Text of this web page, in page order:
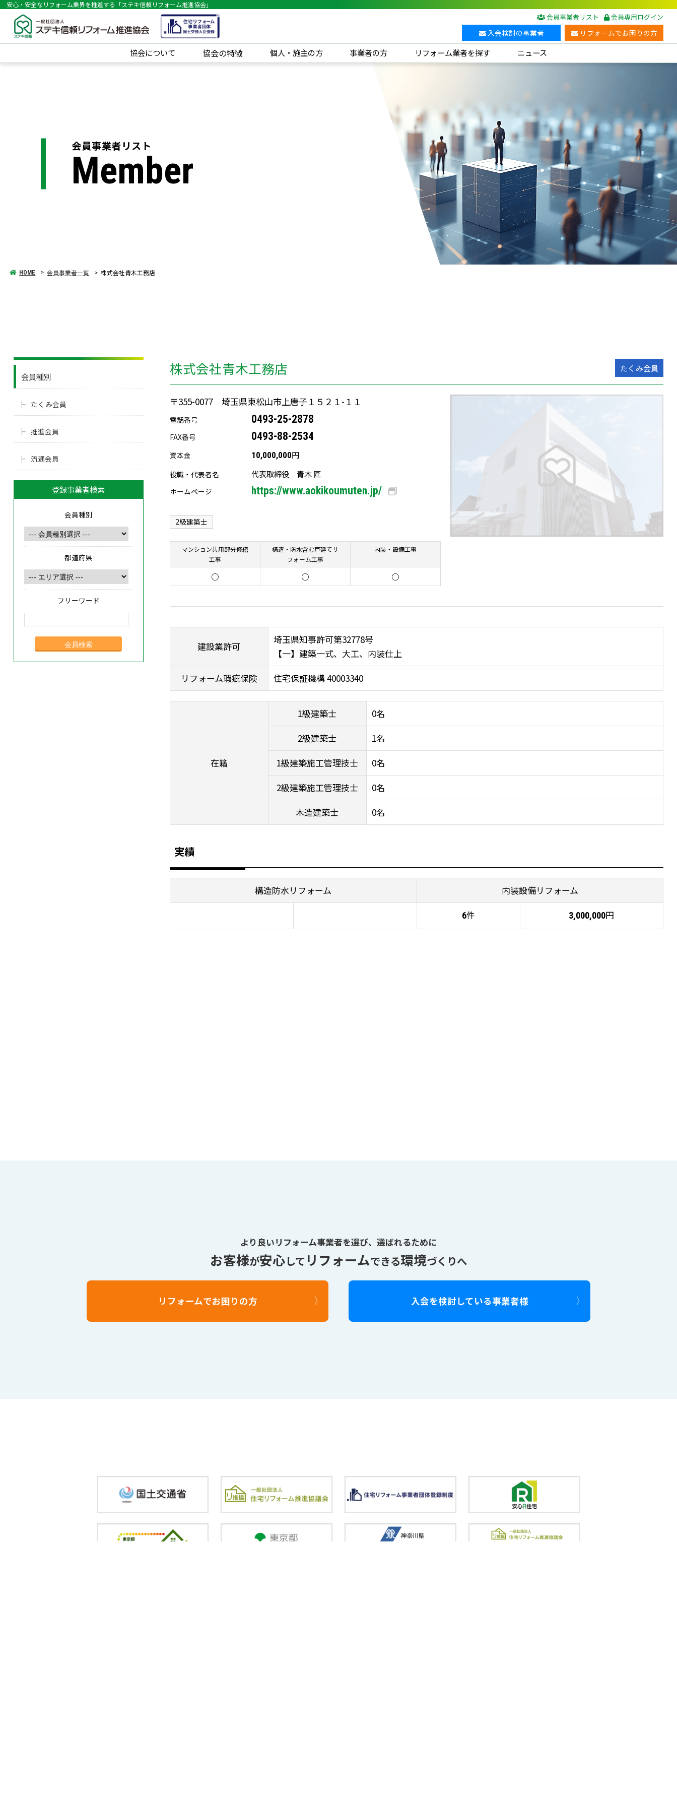
安心・安全なリフォーム業界を推進する「ステキ信頼リフォーム推進協会」
会員事業者リスト 会員専用ログイン
入会検討の事業者 リフォームでお困りの方
協会について 協会の特徴 個人・施主の方 事業者の方 リフォーム業者を探す ニュース
会員事業者リスト
Member
HOME 会員事業者一覧 株式会社青木工務店
会員種別
たくみ会員
推進会員
流通会員
登録事業者検索
会員種別
都道府県
フリーワード
株式会社青木工務店 たくみ会員
〒355-0077 埼玉県東松山市上唐子１５２１-１１
電話番号 0493-25-2878
FAX番号 0493-88-2534
資本金 10,000,000円
役職・代表者名 代表取締役 青木 匠
ホームページ https://www.aokikoumuten.jp/
2級建築士
マンション共用部分修繕
工事
構造・防水含む戸建てリ
フォーム工事
内装・設備工事
○ ○ ○
建設業許可
埼玉県知事許可第32778号
【一】建築一式、大工、内装仕上
リフォーム瑕疵保険
住宅保証機構 40003340
在籍
1級建築士
0名
2級建築士
1名
1級建築施工管理技士
0名
2級建築施工管理技士
0名
木造建築士
0名
実績
構造防水リフォーム 内装設備リフォーム
6件 3,000,000円
より良いリフォーム事業者を選び、 選ばれるために
お客様が安心して リフォームできる環境づくりへ
リフォームでお困りの方 入会を検討している事業者様